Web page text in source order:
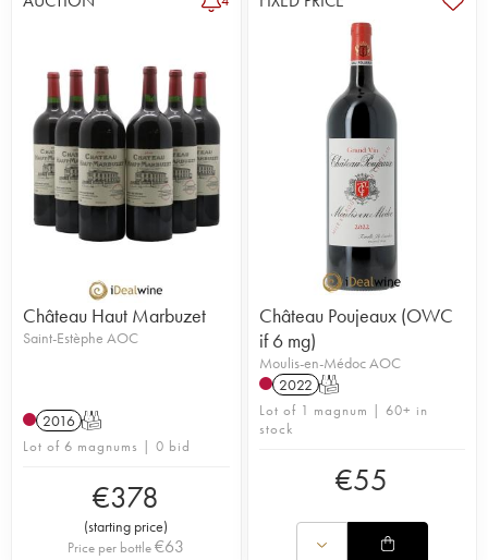
Château Haut Marbuzet
Saint-Estèphe AOC
2016 T
Lot of 6 magnums | 0 bid
€378
(starting price)
Price per bottle€63
Château Poujeaux (OWC
if 6 mg)
Moulis-en-Médoc AOC
2022 T
Lot of 1 magnum | 60+ in
stock
€55